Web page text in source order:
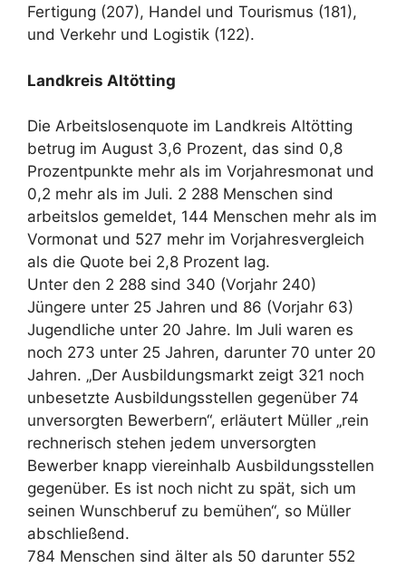
Fertigung (207), Handel und Tourismus (181),
und Verkehr und Logistik (122).
Landkreis Altötting
Die Arbeitslosenquote im Landkreis Altötting
betrug im August 3,6 Prozent, das sind 0,8
Prozentpunkte mehr als im Vorjahresmonat und
0,2 mehr als im Juli. 2 288 Menschen sind
arbeitslos gemeldet, 144 Menschen mehr als im
Vormonat und 527 mehr im Vorjahresvergleich
als die Quote bei 2,8 Prozent lag.
Unter den 2 288 sind 340 (Vorjahr 240)
Jüngere unter 25 Jahren und 86 (Vorjahr 63)
Jugendliche unter 20 Jahre. Im Juli waren es
noch 273 unter 25 Jahren, darunter 70 unter 20
Jahren. „Der Ausbildungsmarkt zeigt 321 noch
unbesetzte Ausbildungsstellen gegenüber 74
unversorgten Bewerbern“, erläutert Müller „rein
rechnerisch stehen jedem unversorgten
Bewerber knapp viereinhalb Ausbildungsstellen
gegenüber. Es ist noch nicht zu spät, sich um
seinen Wunschberuf zu bemühen“, so Müller
abschließend.
784 Menschen sind älter als 50 darunter 552